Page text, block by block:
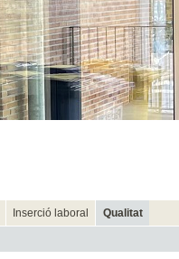
Inserció laboral Qualitat